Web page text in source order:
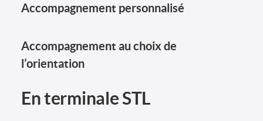
Accompagnement personnalisé
Accompagnement au choix de
l’orientation
En terminale STL